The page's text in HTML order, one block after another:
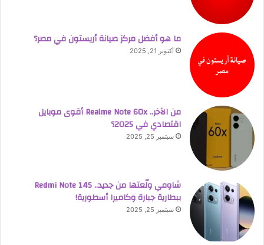
ما هو أفضل مركز صيانة أريستون في مصر؟
أكتوبر 21, 2025
من الآخر.. Realme Note 60x أقوى موبايل
اقتصادي في 2025؟
سبتمبر 25, 2025
شاومي ولّعتها من جديد.. Redmi Note 14S
ببطارية جبارة وكاميرا أسطورية!
سبتمبر 25, 2025